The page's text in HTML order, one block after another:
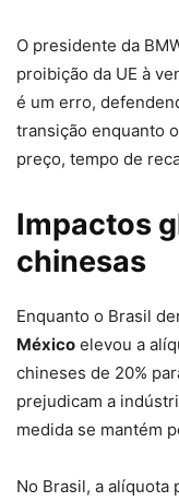
O presidente da
proibição da UE à
é um erro,
transição enquanto
preço, tempo de
Impactos
chinesas
Enquanto o Brasil
México elevou a
chineses de 20%
prejudicam a
medida se mantém
No Brasil, a alíquota